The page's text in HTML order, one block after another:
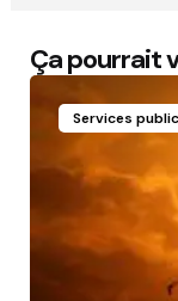
Ça pourrait
Services